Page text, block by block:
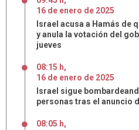
16 de enero de 2025
Israel acusa a Hamás de
y anula la votación del
jueves
08:15 h,
16 de enero de 2025
Israel sigue
personas tras el anuncio
08:05 h,